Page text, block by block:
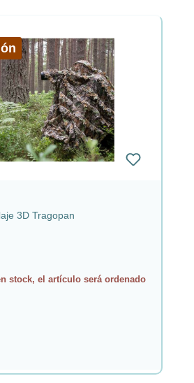
3D Tragopan
stock, el artículo será ordenado